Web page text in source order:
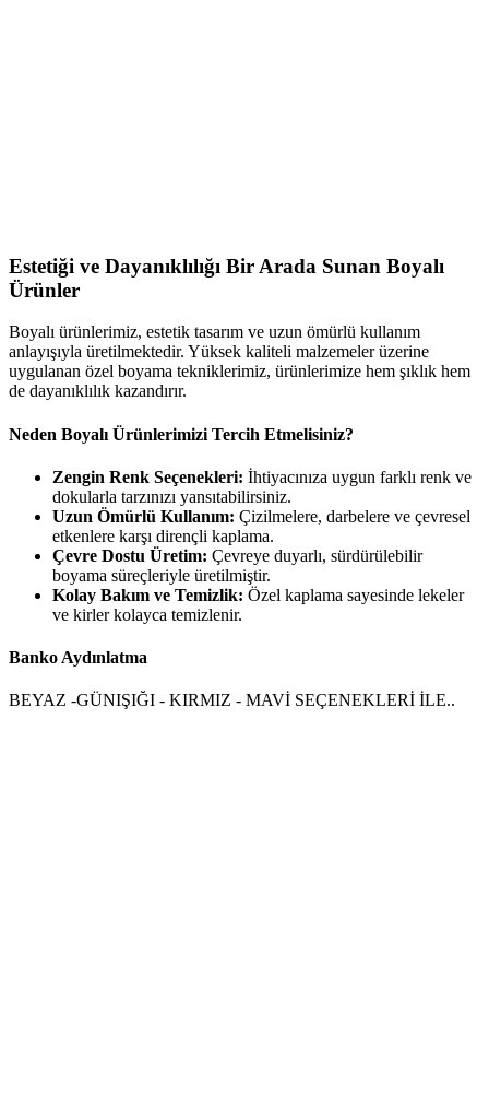
Estetiği ve Dayanıklılığı Bir Arada Sunan Boyalı
Ürünler
Boyalı ürünlerimiz, estetik tasarım ve uzun ömürlü kullanım
anlayışıyla üretilmektedir. Yüksek kaliteli malzemeler üzerine
uygulanan özel boyama tekniklerimiz, ürünlerimize hem şıklık hem
de dayanıklılık kazandırır.
Neden Boyalı Ürünlerimizi Tercih Etmelisiniz?
Zengin Renk Seçenekleri: İhtiyacınıza uygun farklı renk ve
dokularla tarzınızı yansıtabilirsiniz.
Uzun Ömürlü Kullanım: Çizilmelere, darbelere ve çevresel
etkenlere karşı dirençli kaplama.
Çevre Dostu Üretim: Çevreye duyarlı, sürdürülebilir
boyama süreçleriyle üretilmiştir.
Kolay Bakım ve Temizlik: Özel kaplama sayesinde lekeler
ve kirler kolayca temizlenir.
Banko Aydınlatma
BEYAZ -GÜNIŞIĞI - KIRMIZ - MAVİ SEÇENEKLERİ İLE..